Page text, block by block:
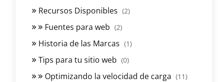
Recursos Disponibles (2)
Fuentes para web (2)
Historia de las Marcas (1)
Tips para tu sitio web (0)
Optimizando la velocidad de carga (11)